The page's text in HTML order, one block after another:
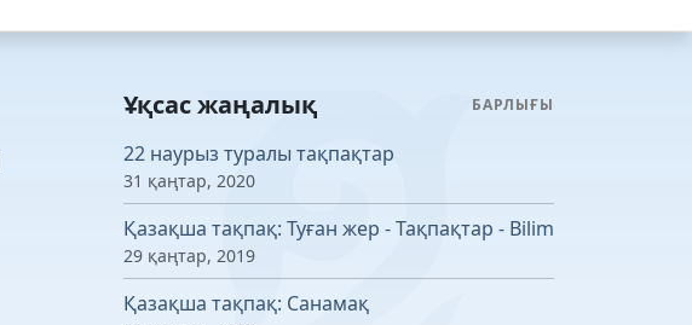
Ұқсас жаңалық БАРЛЫҒЫ
22 наурыз туралы тақпақтар
31 қаңтар, 2020
Қазақша тақпақ: Туған жер - Тақпақтар - Bilim
29 қаңтар, 2019
Қазақша тақпақ: Санамақ